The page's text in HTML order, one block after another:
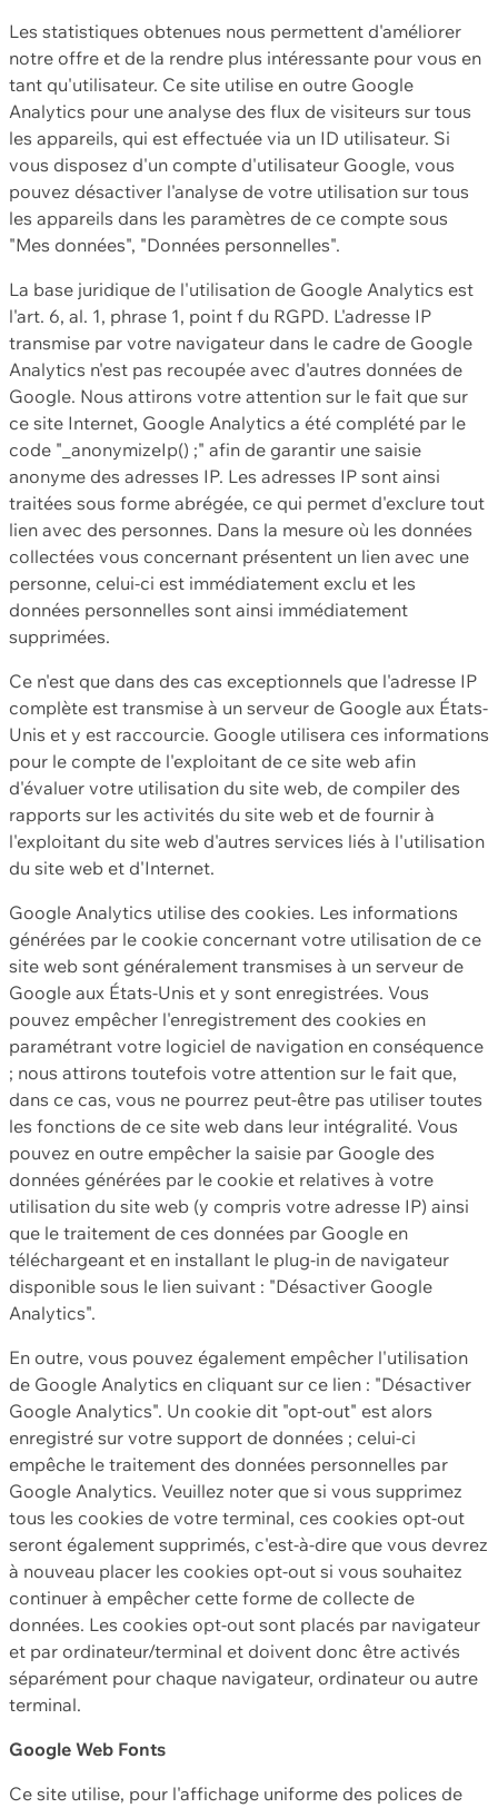
Les statistiques obtenues nous permettent d'améliorer
notre offre et de la rendre plus intéressante pour vous en
tant qu'utilisateur. Ce site utilise en outre Google
Analytics pour une analyse des flux de visiteurs sur tous
les appareils, qui est effectuée via un ID utilisateur. Si
vous disposez d'un compte d'utilisateur Google, vous
pouvez désactiver l'analyse de votre utilisation sur tous
les appareils dans les paramètres de ce compte sous
"Mes données", "Données personnelles".
La base juridique de l'utilisation de Google Analytics est
l'art. 6, al. 1, phrase 1, point f du RGPD. L'adresse IP
transmise par votre navigateur dans le cadre de Google
Analytics n'est pas recoupée avec d'autres données de
Google. Nous attirons votre attention sur le fait que sur
ce site Internet, Google Analytics a été complété par le
code "_anonymizeIp() ;" afin de garantir une saisie
anonyme des adresses IP. Les adresses IP sont ainsi
traitées sous forme abrégée, ce qui permet d'exclure tout
lien avec des personnes. Dans la mesure où les données
collectées vous concernant présentent un lien avec une
personne, celui-ci est immédiatement exclu et les
données personnelles sont ainsi immédiatement
supprimées.
Ce n'est que dans des cas exceptionnels que l'adresse IP
complète est transmise à un serveur de Google aux États-
Unis et y est raccourcie. Google utilisera ces informations
pour le compte de l'exploitant de ce site web afin
d'évaluer votre utilisation du site web, de compiler des
rapports sur les activités du site web et de fournir à
l'exploitant du site web d'autres services liés à l'utilisation
du site web et d'Internet.
Google Analytics utilise des cookies. Les informations
générées par le cookie concernant votre utilisation de ce
site web sont généralement transmises à un serveur de
Google aux États-Unis et y sont enregistrées. Vous
pouvez empêcher l'enregistrement des cookies en
paramétrant votre logiciel de navigation en conséquence
; nous attirons toutefois votre attention sur le fait que,
dans ce cas, vous ne pourrez peut-être pas utiliser toutes
les fonctions de ce site web dans leur intégralité. Vous
pouvez en outre empêcher la saisie par Google des
données générées par le cookie et relatives à votre
utilisation du site web (y compris votre adresse IP) ainsi
que le traitement de ces données par Google en
téléchargeant et en installant le plug-in de navigateur
disponible sous le lien suivant : "Désactiver Google
Analytics".
En outre, vous pouvez également empêcher l'utilisation
de Google Analytics en cliquant sur ce lien : "Désactiver
Google Analytics". Un cookie dit "opt-out" est alors
enregistré sur votre support de données ; celui-ci
empêche le traitement des données personnelles par
Google Analytics. Veuillez noter que si vous supprimez
tous les cookies de votre terminal, ces cookies opt-out
seront également supprimés, c'est-à-dire que vous devrez
à nouveau placer les cookies opt-out si vous souhaitez
continuer à empêcher cette forme de collecte de
données. Les cookies opt-out sont placés par navigateur
et par ordinateur/terminal et doivent donc être activés
séparément pour chaque navigateur, ordinateur ou autre
terminal.
Google Web Fonts
Ce site utilise, pour l'affichage uniforme des polices de